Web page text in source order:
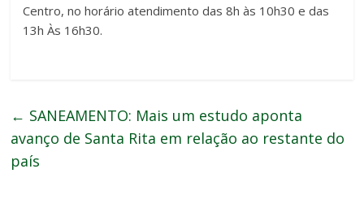
Centro, no horário atendimento das 8h às 10h30 e das
13h Às 16h30.
← SANEAMENTO: Mais um estudo aponta
avanço de Santa Rita em relação ao restante do
país